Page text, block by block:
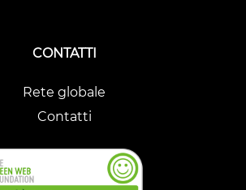
CONTATTI
Rete globale
Contatti